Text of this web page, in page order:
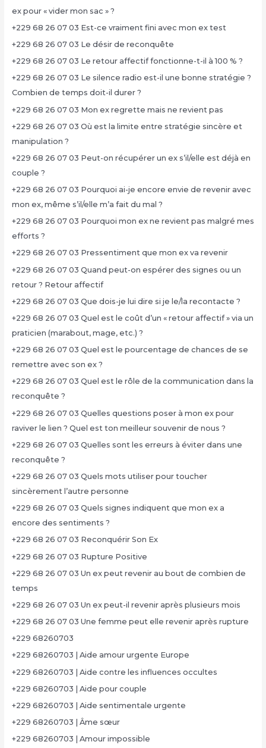
ex pour « vider mon sac » ?
+229 68 26 07 03 Est-ce vraiment fini avec mon ex test
+229 68 26 07 03 Le désir de reconquête
+229 68 26 07 03 Le retour affectif fonctionne-t-il à 100 % ?
+229 68 26 07 03 Le silence radio est-il une bonne stratégie ?
Combien de temps doit-il durer ?
+229 68 26 07 03 Mon ex regrette mais ne revient pas
+229 68 26 07 03 Où est la limite entre stratégie sincère et
manipulation ?
+229 68 26 07 03 Peut-on récupérer un ex s’il/elle est déjà en
couple ?
+229 68 26 07 03 Pourquoi ai-je encore envie de revenir avec
mon ex, même s’il/elle m’a fait du mal ?
+229 68 26 07 03 Pourquoi mon ex ne revient pas malgré mes
efforts ?
+229 68 26 07 03 Pressentiment que mon ex va revenir
+229 68 26 07 03 Quand peut-on espérer des signes ou un
retour ? Retour affectif
+229 68 26 07 03 Que dois-je lui dire si je le/la recontacte ?
+229 68 26 07 03 Quel est le coût d’un « retour affectif » via un
praticien (marabout, mage, etc.) ?
+229 68 26 07 03 Quel est le pourcentage de chances de se
remettre avec son ex ?
+229 68 26 07 03 Quel est le rôle de la communication dans la
reconquête ?
+229 68 26 07 03 Quelles questions poser à mon ex pour
raviver le lien ? Quel est ton meilleur souvenir de nous ?
+229 68 26 07 03 Quelles sont les erreurs à éviter dans une
reconquête ?
+229 68 26 07 03 Quels mots utiliser pour toucher
sincèrement l’autre personne
+229 68 26 07 03 Quels signes indiquent que mon ex a
encore des sentiments ?
+229 68 26 07 03 Reconquérir Son Ex
+229 68 26 07 03 Rupture Positive
+229 68 26 07 03 Un ex peut revenir au bout de combien de
temps
+229 68 26 07 03 Un ex peut-il revenir après plusieurs mois
+229 68 26 07 03 Une femme peut elle revenir après rupture
+229 68260703
+229 68260703 | Aide amour urgente Europe
+229 68260703 | Aide contre les influences occultes
+229 68260703 | Aide pour couple
+229 68260703 | Aide sentimentale urgente
+229 68260703 | Âme sœur
+229 68260703 | Amour impossible